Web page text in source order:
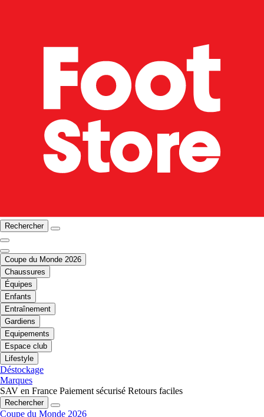
Rechercher
Coupe du Monde 2026
Chaussures
Équipes
Enfants
Entraînement
Gardiens
Equipements
Espace club
Lifestyle
Déstockage
Marques
SAV en France Paiement sécurisé Retours faciles
Rechercher
Coupe du Monde 2026